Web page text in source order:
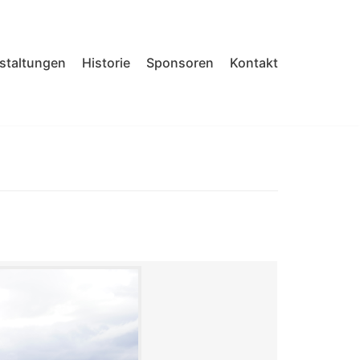
Historie Sponsoren Kontakt